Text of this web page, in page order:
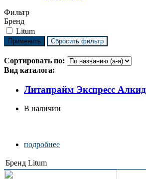
Фильтр
Бренд
Litum
Сортировать по:
Вид каталога:
Литапрайм Экспресс Алкид
В наличии
подробнее
Бренд Litum